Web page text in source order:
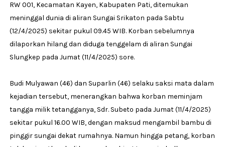
RW 001, Kecamatan Kayen, Kabupaten Pati, ditemukan
meninggal dunia di aliran Sungai Srikaton pada Sabtu
(12/4/2025) sekitar pukul 09.45 WIB. Korban sebelumnya
dilaporkan hilang dan diduga tenggelam di aliran Sungai
Slungkep pada Jumat (11/4/2025) sore.
Budi Mulyawan (46) dan Suparlin (46) selaku saksi mata dalam
kejadian tersebut, menerangkan bahwa korban meminjam
tangga milik tetangganya, Sdr. Subeto pada Jumat (11/4/2025)
sekitar pukul 16.00 WIB, dengan maksud mengambil bambu di
pinggir sungai dekat rumahnya. Namun hingga petang, korban